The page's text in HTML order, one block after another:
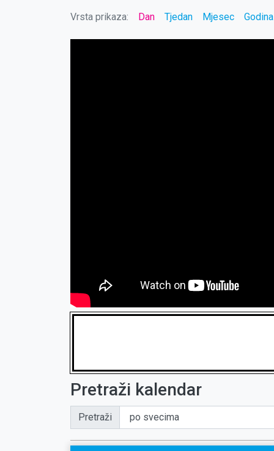
Vrsta prikaza: Dan Tjedan Mjesec Godina
Pretraži kalendar
Pretraži